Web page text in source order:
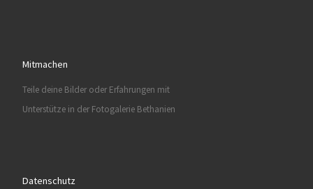
Mitmachen
Teile deine Bilder oder Erfahrungen mit
Unterstütze in der Fotogalerie Bethanien
Datenschutz